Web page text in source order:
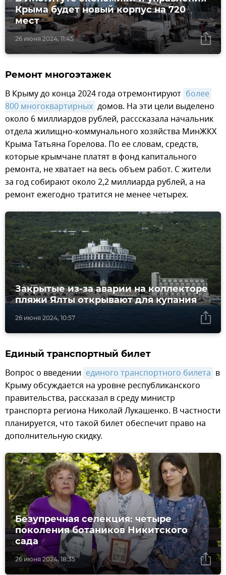
26 июня 2024, 11:45
Крыма будет новый корпус на 720
мест
Ремонт многоэтажек
В Крыму до конца 2024 года отремонтируют более
800 многоквартирных домов. На эти цели выделено
около 6 миллиардов рублей, расссказала начальник
отдела жилищно-коммунального хозяйства МинЖКХ
Крыма Татьяна Горелова. По ее словам, средств,
которые крымчане платят в фонд капитального
ремонта, не хватает на весь объем работ. С жители
за год собирают около 2,2 миллиарда рублей, а на
ремонт ежегодно тратится не менее четырех.
26 июня 2024, 10:57
Закрытые из-за аварии на коллекторе
пляжи Ялты открывают для купания
Единый транспортный билет
Вопрос о введении единого транспортного билета в
Крыму обсуждается на уровне республиканского
правительства, рассказал в среду министр
транспорта региона Николай Лукашенко. В частности
планируется, что такой билет обеспечит право на
дополнительную скидку.
26 июня 2024, 18:35
Безупречная селекция: четыре
поколения ботаников Никитского
сада